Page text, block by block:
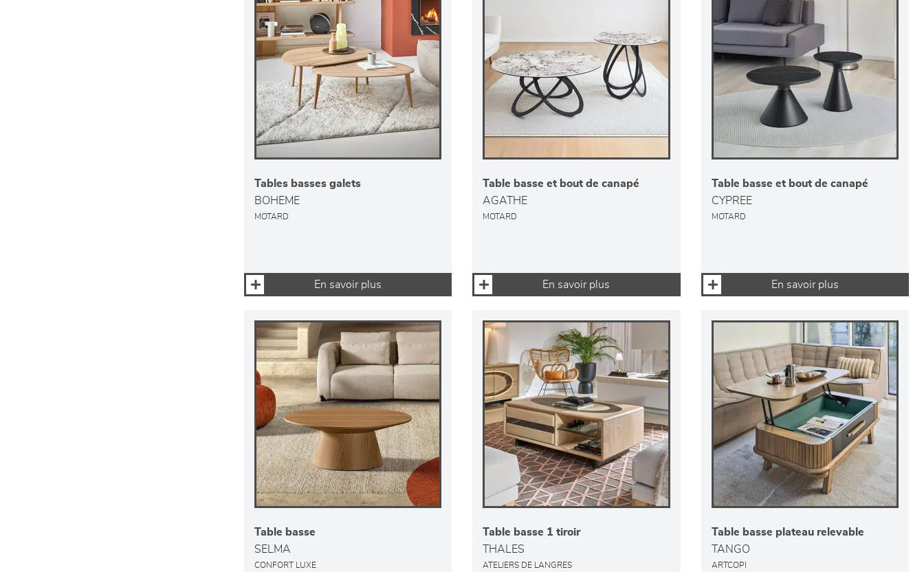
Tables basses galets
BOHEME
MOTARD
En savoir plus
Table basse et bout de canapé
AGATHE
MOTARD
En savoir plus
Table basse et bout de canapé
CYPREE
MOTARD
En savoir plus
Table basse
SELMA
CONFORT LUXE
Table basse 1 tiroir
THALES
ATELIERS DE LANGRES
Table basse plateau relevable
TANGO
ARTCOPI